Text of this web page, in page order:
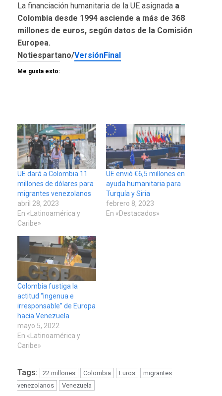
La financiación humanitaria de la UE asignada a
Colombia desde 1994 asciende a más de 368
millones de euros, según datos de la Comisión
Europea.
Notiespartano/VersiónFinal
Me gusta esto:
UE dará a Colombia 11
millones de dólares para
migrantes venezolanos
abril 28, 2023
En «Latinoamérica y
Caribe»
UE envió €6,5 millones en
ayuda humanitaria para
Turquía y Siria
febrero 8, 2023
En «Destacados»
Colombia fustiga la
actitud “ingenua e
irresponsable” de Europa
hacia Venezuela
mayo 5, 2022
En «Latinoamérica y
Caribe»
Tags: 22 millones Colombia Euros
migrantes
venezolanos
Venezuela